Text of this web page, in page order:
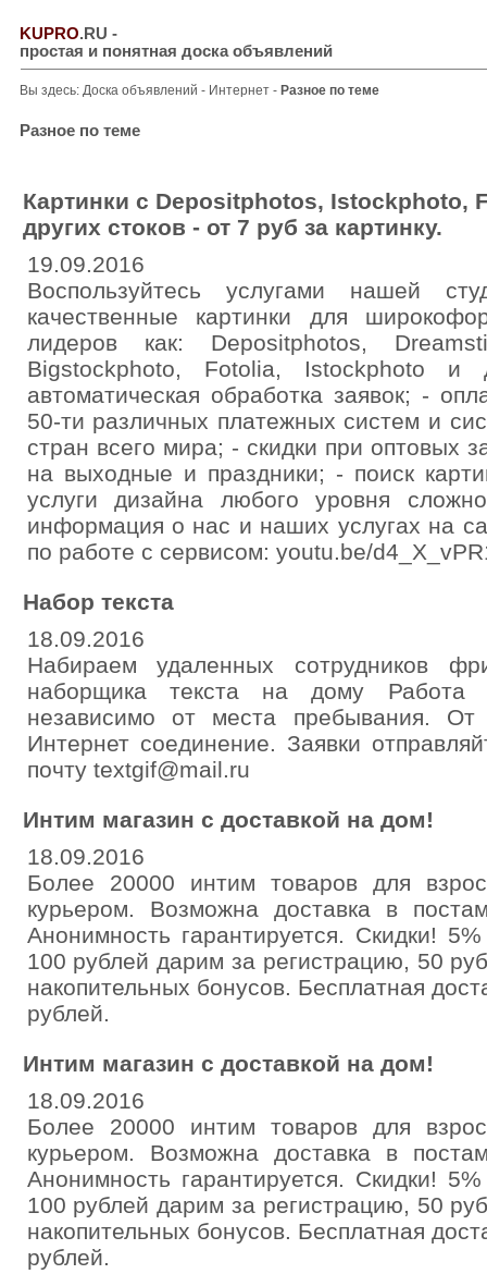
KUPRO.RU -
простая и понятная доска объявлений
Вы здесь: Доска объявлений - Интернет - Разное по теме
Разное по теме
Картинки с Depositphotos, Istockphoto,
других стоков - от 7 руб за картинку.
19.09.2016
Воспользуйтесь услугами нашей
качественные картинки для
лидеров как: Depositphotos,
Bigstockphoto, Fotolia, Istockphoto и
автоматическая обработка заявок; -
50-ти различных платежных систем и
стран всего мира; - скидки при оптовых
на выходные и праздники; - поиск
услуги дизайна любого уровня
информация о нас и наших услугах на
по работе с сервисом: youtu.be/
Набор текста
18.09.2016
Набираем удаленных сотрудников
наборщика текста на дому Работа
независимо от места пребывания.
Интернет соединение. Заявки
почту textgif@mail.ru
Интим магазин с доставкой на дом!
18.09.2016
Более 20000 интим товаров для
курьером. Возможна доставка в
Анонимность гарантируется. Скидки!
100 рублей дарим за регистрацию, 50
накопительных бонусов. Бесплатная
рублей.
Интим магазин с доставкой на дом!
18.09.2016
Более 20000 интим товаров для
курьером. Возможна доставка в
Анонимность гарантируется. Скидки!
100 рублей дарим за регистрацию, 50
накопительных бонусов. Бесплатная
рублей.